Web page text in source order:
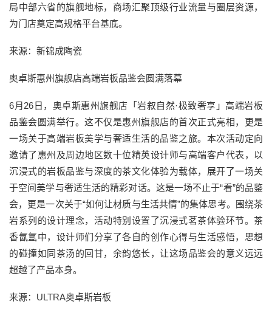
局中部六省的旗舰地标，商场汇聚顶级行业流量与圈层资源，
为门店奠定高规格平台基底。
来源：新锦成陶瓷
奥卓斯惠州旗舰店高端岩板品鉴会圆满落幕
6月26日，奥卓斯惠州旗舰店「岩叙自然·极致奢享」高端岩板
品鉴会圆满举行。这不仅是惠州旗舰店的首次正式亮相，更是
一场关于高端岩板美学与奢适生活的品鉴之旅。本次活动定向
邀请了惠州及周边地区数十位精英设计师与高端客户代表，以
沉浸式的岩板品鉴与深度的茶文化体验为载体，展开了一场关
于空间美学与奢适生活的精彩对话。这是一场不止于“看”的品鉴
会，更是一次关于“如何让材质与生活共情”的集体思考。围绕茶
岩系列的设计理念，活动特别设置了沉浸式茗茶体验环节。茶
香氤氲中，设计师们分享了各自的创作心得与生活感悟，思想
的碰撞如同茶汤的回甘，余韵悠长，让这场品鉴会的意义远远
超越了产品本身。
来源：ULTRA奥卓斯岩板